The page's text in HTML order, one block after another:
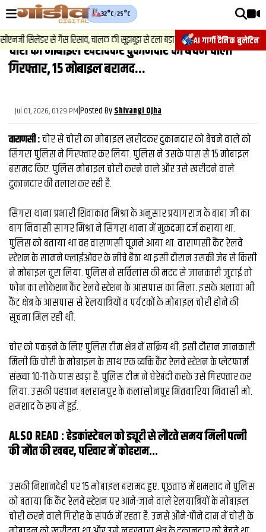
AI गार्गी दैनिक बुलेटिन
32°C/25°C
सिलेंडर से गैस रिसाव, चालक की सूझबूझ से टला बड़ा हादसा. 2.न्यूज़-चेसिस
वीडियोज़
वाराणसी न्यूज़
राजनीति
फिल्मी
साहित्य
संस्कृति
अंतरराष्ट्रीय
फैक्ट चेक
व्यापार
मौसम
देश
चोरी का मोबाइल खरीदकर दुकानदार को बेचने वाला
गिरफ्तार, 15 मोबाइल बरामद...
Jul 01, 2026, 01:29 PM|Posted ByShivangi Ojha
वाराणसी :चोर से चोरी का मोबाइल खरीदकर दुकानदार को बेचने वाले को
सिगरा पुलिस ने गिरफ्तार कर लिया. पुलिस ने उसके पास से 15 मोबाइल
बरामद किए. पुलिस मोबाइल चोरी करने वाले और उसे खरीदने वाले
दुकानदार की तलाश कर रही है.
सिगरा थाना प्रभारी शिवाकांत मिश्रा के अनुसार प्रयागराज के बाबा जी का
बाग निवासी सागर मिश्रा ने सिगरा थाना में मुकदमा दर्ज कराया था.
पुलिस को बताया था वह वाराणसी घूमने आया था. वाराणसी कैंट रेलवे
स्टेशन के सामने फ्लाईओवर के नीचे बैठा था इसी दौरान उसकी जेब से किसी
ने मोबाइल चुरा लिया. पुलिस ने सर्विलांस की मदद से जानकारी जुटाई तो
फोन का लोकेशन कैंट रेलवे स्टेशन के आसपास का मिला. इसके अलावा भी
कैंट क्षेत्र के आसपास से रेलयात्रियों व पर्यटकों के मोबाइल चोरी होने की
सूचना मिल रही थी.
चोर को पकड़ने के लिए पुलिस टीम क्षेत्र में सक्रिय थी. इसी दौरान जानकारी
मिली कि चोरी के मोबाइल के साथ एक व्यक्ति कैंट रेलवे स्टेशन के प्लेटफार्म
संख्या 10-11 के पास खड़ा है. पुलिस टीम ने घेरेबंदी करके उसे गिरफ्तार कर
लिया. उसकी पहचान बलरामपुर के कलांसोनपुर भितवारिया निवासी मो.
शमशाद के रूप में हुई.
ALSO READ :हेडकांस्टेबल को ड्यूटी से लौटते समय मिली पत्नी
की मौत की खबर, परिवार में कोहराम...
उसकी निशानदेही पर 15 मोबाइल बरामद हुए. पूछताछ में शमशाद ने पुलिस
को बताया कि कैंट रेलवे स्टेशन पर आने-जाने वाले रेलयात्रियों के मोबाइल
चोरी करने वाले गिरोह के संपर्क में रहता है. उनसे औने-पौने दाम में चोरी के